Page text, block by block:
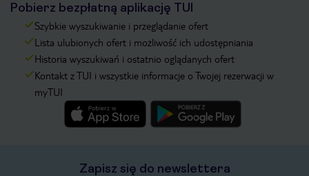
Pobierz bezpłatną aplikację TUI
Szybkie wyszukiwanie i przeglądanie ofert
Lista ulubionych ofert i możliwość ich udostępniania
Historia wyszukiwań i ostatnio oglądanych ofert
Kontakt z TUI i wszystkie informacje o Twojej rezerwacji w
myTUI
Zapisz się do newslettera